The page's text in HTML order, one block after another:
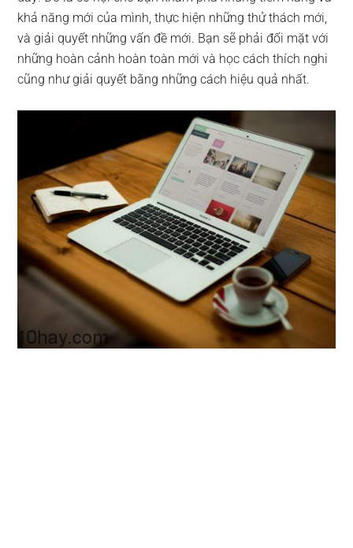
khả năng mới của mình, thực hiện những thử thách mới,
và giải quyết những vấn đề mới. Bạn sẽ phải đối mặt với
những hoàn cảnh hoàn toàn mới và học cách thích nghi
cũng như giải quyết bằng những cách hiệu quả nhất.